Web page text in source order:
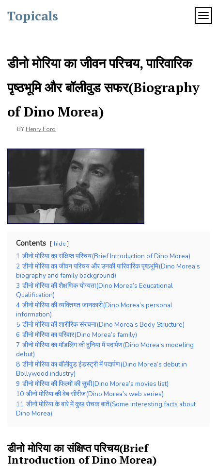
content
Topicals
डीनो मोरिया का जीवन परिचय, पारिवारिक
पृष्ठभूमि और बॉलीवुड सफर(Biography
of Dino Morea)
BY Henry Ford
Contents hide
1 डीनो मोरिया का संक्षिप्त परिचय(Brief Introduction of Dino Morea)
2 डीनो मोरिया का जीवन परिचय और उनकी पारिवारिक पृष्ठभूमि(Dino Morea’s
biography and family background)
3 डीनो मोरिया की शैक्षणिक योग्यता(Dino Morea’s Educational
Qualification)
4 डीनो मोरिया की व्यक्तिगत जानकारी(Dino Morea’s personal
information)
5 डीनो मोरिया की शारीरिक संरचना(Dino Morea’s Body Structure)
6 डीनो मोरिया का परिवार(Dino Morea’s family)
7 डीनो मोरिया का मॉडलिंग की दुनिया में पदार्पण(Dino Morea’s modeling
debut)
8 डीनो मोरिया का बॉलीवुड इंडस्ट्री में पदार्पण(Dino Morea’s debut in
Bollywood industry)
9 डीनो मोरिया की फिल्मों की सूची(Dino Morea’s movies list)
10 डीनो मोरिया की वेब सीरीज(Dino Morea’s web series)
11 डीनो मोरिया के बारे में कुछ रोचक बातें(Some interesting facts about
Dino Morea)
डीनो मोरिया का संक्षिप्त परिचय(Brief
Introduction of Dino Morea)